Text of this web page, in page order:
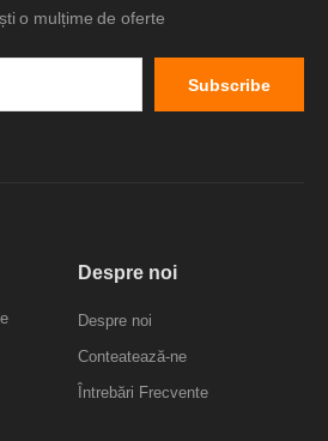
o mulțime de oferte
Subscribe
Despre noi
Despre noi
Conteatează-ne
Întrebări Frecvente